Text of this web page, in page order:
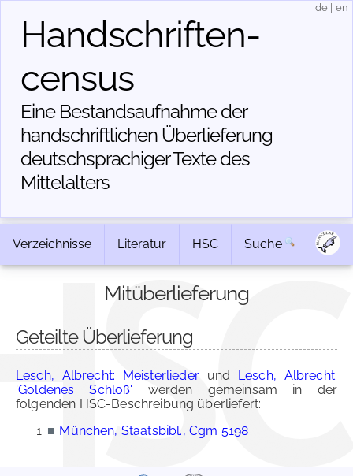
Handschriften­
census
Eine Bestandsaufnahme der
handschriftlichen Über­lieferung
deutschsprachiger Texte des
Mittelalters
de en
Verzeichnisse Literatur HSC Suche
Mitüberlieferung
Geteilte Überlieferung
Lesch, Albrecht: Meisterliederund Lesch, Albrecht:
'Goldenes Schloß' werden gemeinsam in der
folgenden HSC-Beschreibung überliefert:
■ München, Staatsbibl., Cgm 5198